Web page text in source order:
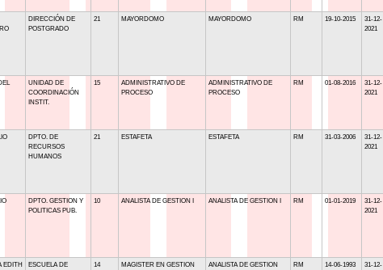
DIRECCIÓN DE
POSTGRADO
21 MAYORDOMO MAYORDOMO RM 19-10-2015
31-12-
2021
UNIDAD DE
COORDINACIÓN
INSTIT.
15
ADMINISTRATIVO DE
PROCESO
ADMINISTRATIVO DE
PROCESO
RM 01-08-2016
31-12-
2021
DPTO. DE
RECURSOS
HUMANOS
21 ESTAFETA ESTAFETA RM 31-03-2006
31-12-
2021
DPTO. GESTION Y
POLITICAS PUB.
10 ANALISTA DE GESTION I ANALISTA DE GESTION I RM 01-01-2019
31-12-
2021
EDITH
ESCUELA DE
14
MAGISTER EN GESTION
ANALISTA DE GESTION RM 14-06-1993
31-12-